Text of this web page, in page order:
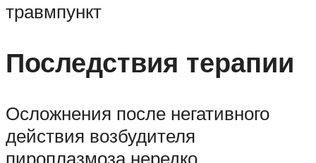
травмпункт
Последствия терапии
Осложнения после негативного
действия возбудителя
пироплазмоза нередко